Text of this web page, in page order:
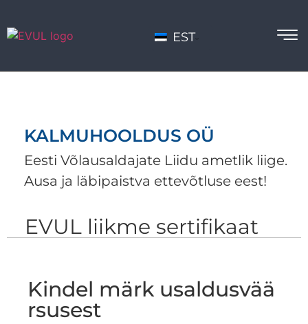
EST
KALMUHOOLDUS OÜ
Eesti Võlausaldajate Liidu ametlik liige.
Ausa ja läbipaistva ettevõtluse eest!
EVUL liikme sertifikaat
Kindel märk usaldusvää
rsusest